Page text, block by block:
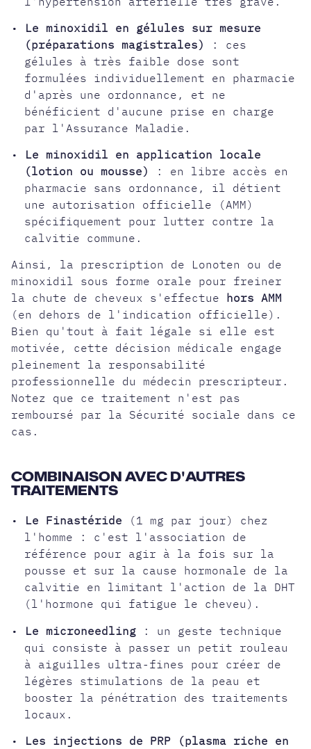
• Le minoxidil en gélules sur mesure
(préparations magistrales)
: ces
gélules à très faible dose sont
formulées individuellement en pharmacie
d'après une ordonnance, et ne
bénéficient d'aucune prise en charge
par l'Assurance Maladie.
• Le minoxidil en application locale
(lotion ou mousse)
: en libre accès en
pharmacie sans ordonnance, il détient
une autorisation officielle (AMM)
spécifiquement pour lutter contre la
calvitie commune.
Ainsi, la prescription de Lonoten ou de
minoxidil sous forme orale pour freiner
la chute de cheveux s'effectue hors AMM
(en dehors de l'indication officielle).
Bien qu'tout à fait légale si elle est
motivée, cette décision médicale engage
pleinement la responsabilité
professionnelle du médecin prescripteur.
Notez que ce traitement n'est pas
remboursé par la Sécurité sociale dans ce
cas.
COMBINAISON AVEC D'AUTRES
TRAITEMENTS
• Le Finastéride (1 mg par jour) chez
l'homme : c'est l'association de
référence pour agir à la fois sur la
pousse et sur la cause hormonale de la
calvitie en limitant l'action de la DHT
(l'hormone qui fatigue le cheveu).
• Le microneedling : un geste technique
qui consiste à passer un petit rouleau
à aiguilles ultra-fines pour créer de
légères stimulations de la peau et
booster la pénétration des traitements
locaux.
• Les injections de PRP (plasma riche en